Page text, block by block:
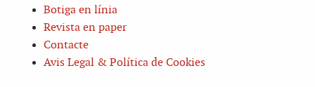
Botiga en línia
Revista en paper
Contacte
Avis Legal & Política de Cookies